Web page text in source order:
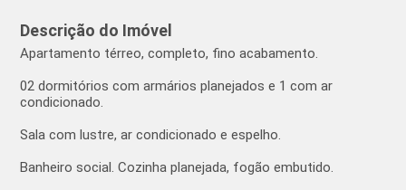
Descrição do Imóvel
Apartamento térreo, completo, fino acabamento.
02 dormitórios com armários planejados e 1 com ar
condicionado.
Sala com lustre, ar condicionado e espelho.
Banheiro social. Cozinha planejada, fogão embutido.